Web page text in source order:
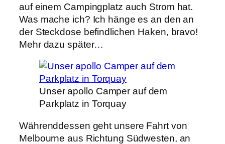
auf einem Campingplatz auch Strom hat.
Was mache ich? Ich hänge es an den an
der Steckdose befindlichen Haken, bravo!
Mehr dazu später…
Unser apollo Camper auf dem
Parkplatz in Torquay
Währenddessen geht unsere Fahrt von
Melbourne aus Richtung Südwesten, an